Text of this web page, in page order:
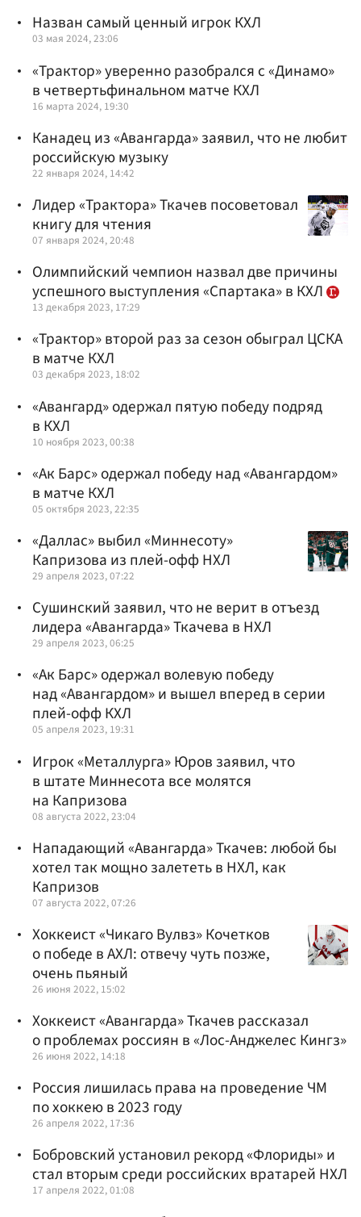
Назван самый ценный игрок КХЛ
03 мая 2024, 23:06
«Трактор» уверенно разобрался с «Динамо»
в четвертьфинальном матче КХЛ
16 марта 2024, 19:30
Канадец из «Авангарда» заявил, что не любит
российскую музыку
22 января 2024, 14:42
Лидер «Трактора» Ткачев посоветовал
книгу для чтения
07 января 2024, 20:48
Олимпийский чемпион назвал две причины
успешного выступления «Спартака» в КХЛ
13 декабря 2023, 17:29
«Трактор» второй раз за сезон обыграл ЦСКА
в матче КХЛ
03 декабря 2023, 18:02
«Авангард» одержал пятую победу подряд
в КХЛ
10 ноября 2023, 00:38
«Ак Барс» одержал победу над «Авангардом»
в матче КХЛ
05 октября 2023, 22:35
«Даллас» выбил «Миннесоту»
Капризова из плей-офф НХЛ
29 апреля 2023, 07:22
Сушинский заявил, что не верит в отъезд
лидера «Авангарда» Ткачева в НХЛ
29 апреля 2023, 06:25
«Ак Барс» одержал волевую победу
над «Авангардом» и вышел вперед в серии
плей-офф КХЛ
05 апреля 2023, 19:31
Игрок «Металлурга» Юров заявил, что
в штате Миннесота все молятся
на Капризова
08 августа 2022, 23:04
Нападающий «Авангарда» Ткачев: любой бы
хотел так мощно залететь в НХЛ, как
Капризов
07 августа 2022, 07:26
Хоккеист «Чикаго Вулвз» Кочетков
о победе в АХЛ: отвечу чуть позже,
очень пьяный
26 июня 2022, 15:02
Хоккеист «Авангарда» Ткачев рассказал
о проблемах россиян в «Лос-Анджелес Кингз»
26 июня 2022, 14:18
Россия лишилась права на проведение ЧМ
по хоккею в 2023 году
26 апреля 2022, 17:36
Бобровский установил рекорд «Флориды» и
стал вторым среди российских вратарей НХЛ
17 апреля 2022, 01:08